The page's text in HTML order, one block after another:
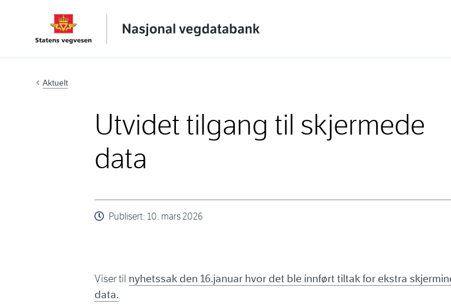
Hopp til innhold
Aktuelt
Utvidet tilgang til skjermede
data
Publisert: 10. mars 2026
Viser til nyhetssak den 16.januar hvor det ble innført tiltak for ekstra
data.